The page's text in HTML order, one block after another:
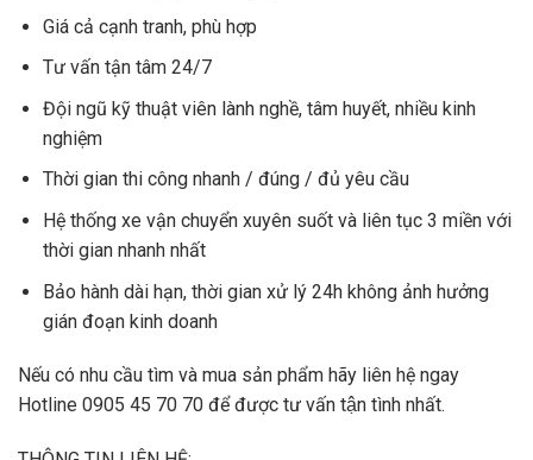
Giá cả cạnh tranh, phù hợp
Tư vấn tận tâm 24/7
Đội ngũ kỹ thuật viên lành nghề, tâm huyết, nhiều kinh
nghiệm
Thời gian thi công nhanh / đúng / đủ yêu cầu
Hệ thống xe vận chuyển xuyên suốt và liên tục 3 miền với
thời gian nhanh nhất
Bảo hành dài hạn, thời gian xử lý 24h không ảnh hưởng
gián đoạn kinh doanh
Nếu có nhu cầu tìm và mua sản phẩm hãy liên hệ ngay
Hotline 0905 45 70 70 để được tư vấn tận tình nhất.